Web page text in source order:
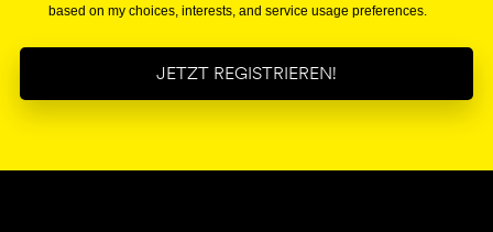
based on my choices, interests, and service usage preferences.
JETZT REGISTRIEREN!